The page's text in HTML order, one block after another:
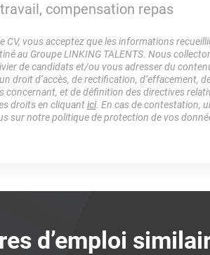
compensation repas
CV, vous acceptez que les informations
au Groupe LINKING TALENTS. Nous
de candidats et/ou vous adresser du
droit d’accès, de rectification, d’effacement,
concernant, et de définition des directives
droits en cliquantici. En cas de contestation,
sur notre politique de protection de vos
d’emploi